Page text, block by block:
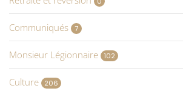
Communiqués 7
Monsieur Légionnaire 102
Culture 206